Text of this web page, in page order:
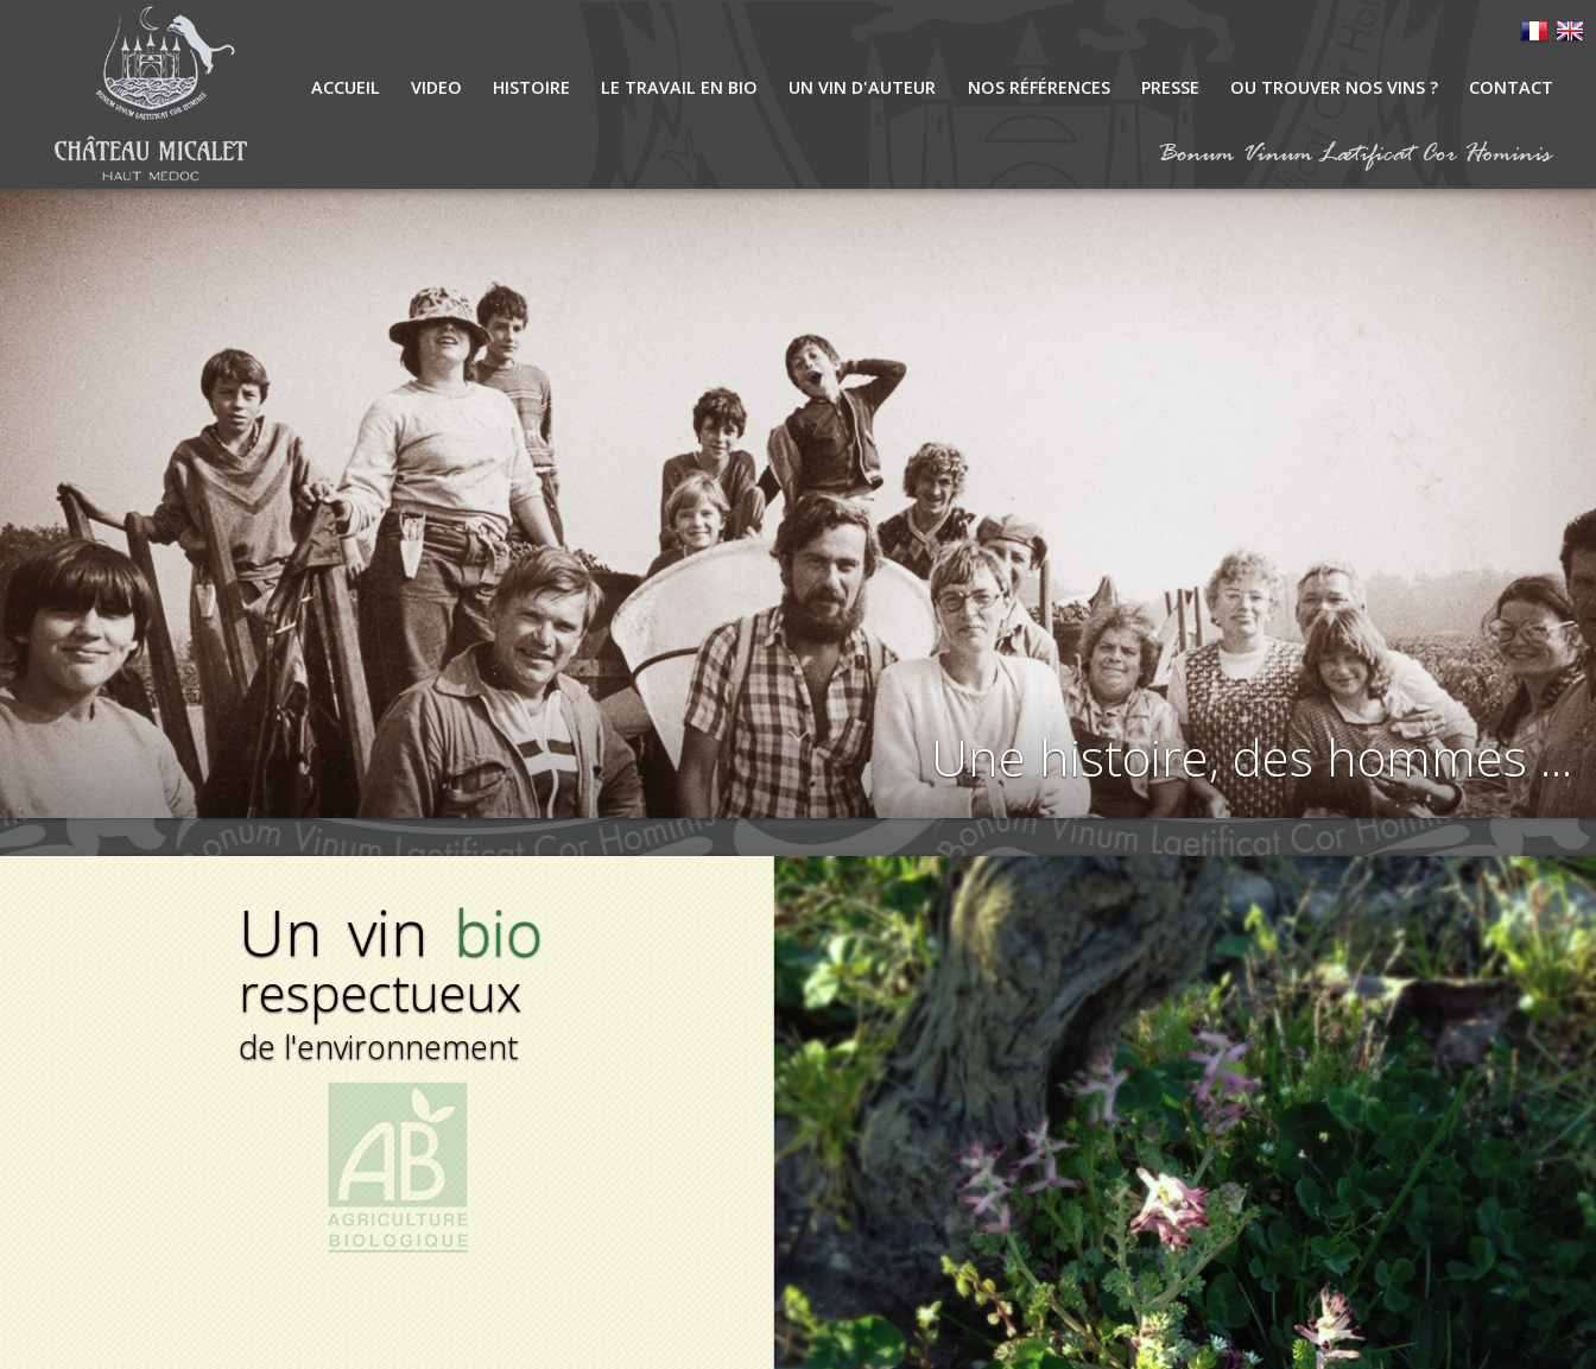
ACCUEIL VIDEO HISTOIRE LE TRAVAIL EN BIO UN VIN D'AUTEUR NOS RÉFÉRENCES PRESSE OU TROUVER NOS VINS ? CONTACT
Une histoire, des hommes ...
Un vinbio
respectueux
de l'environnement